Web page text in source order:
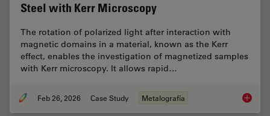
Steel with Kerr Microscopy
The rotation of polarized light after interaction with
magnetic domains in a material, known as the Kerr
effect, enables the investigation of magnetized samples
with Kerr microscopy. It allows rapid…
Feb 26, 2026 Case Study Metalografía